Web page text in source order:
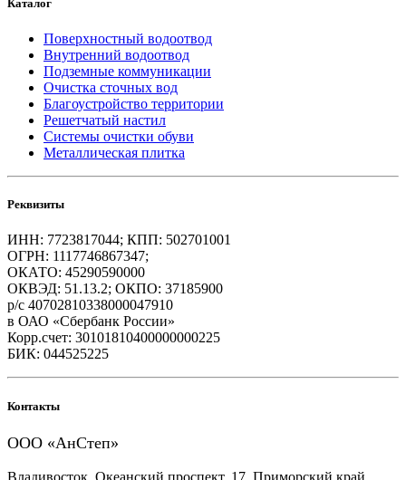
Каталог
Поверхностный водоотвод
Внутренний водоотвод
Подземные коммуникации
Очистка сточных вод
Благоустройство территории
Решетчатый настил
Системы очистки обуви
Металлическая плитка
Реквизиты
ИНН: 7723817044; КПП: 502701001
ОГРН: 1117746867347;
ОКАТО: 45290590000
ОКВЭД: 51.13.2; ОКПО: 37185900
р/с 40702810338000047910
в ОАО «Сбербанк России»
Корр.счет: 30101810400000000225
БИК: 044525225
Контакты
ООО «АнСтеп»
Владивосток, Океанский проспект, 17, Приморский край,